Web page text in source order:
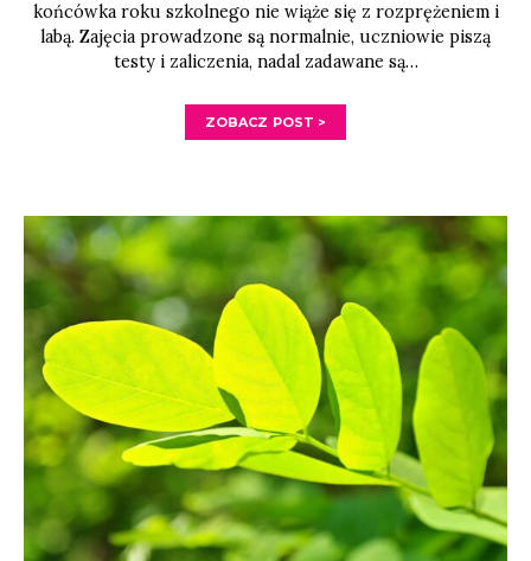
końcówka roku szkolnego nie wiąże się z rozprężeniem i
labą. Zajęcia prowadzone są normalnie, uczniowie piszą
testy i zaliczenia, nadal zadawane są…
ZOBACZ POST >